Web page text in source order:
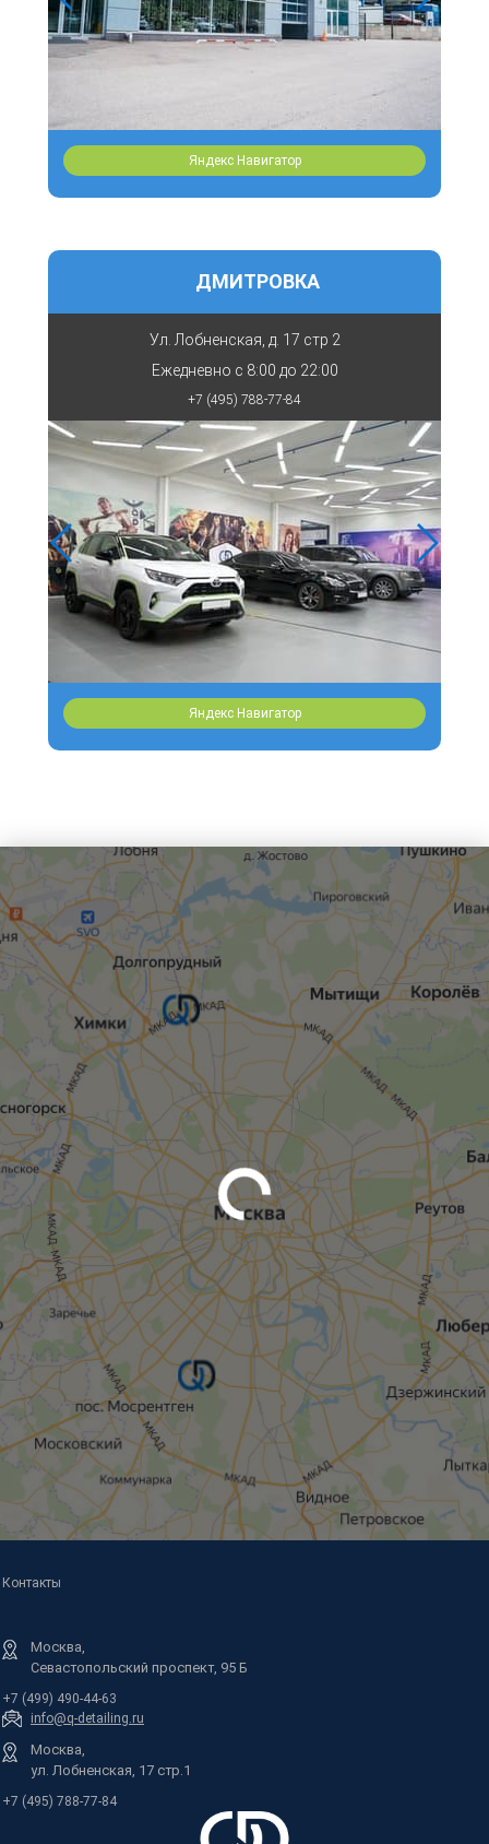
Яндекс Навигатор
ДМИТРОВКА
Ул. Лобненская, д. 17 стр 2
Ежедневно с 8:00 до 22:00
+7 (495) 788-77-84
Яндекс Навигатор
Контакты
Москва,
Севастопольский проспект, 95 Б
+7 (499) 490-44-63
info@q-detailing.ru
Москва,
ул. Лобненская, 17 стр.1
+7 (495) 788-77-84